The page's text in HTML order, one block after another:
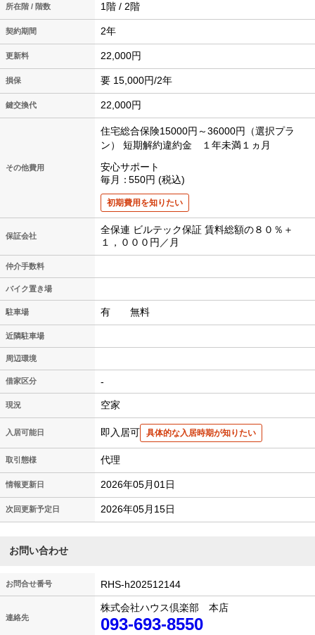
所在階 / 階数 1階 / 2階
契約期間 2年
更新料 22,000円
損保 要 15,000円/2年
鍵交換代 22,000円
その他費用
住宅総合保険15000円～36000円（選択プラ
ン）
短期解約違約金 １年未満１ヵ月
安心サポート
毎月
550円 税込
初期費用を知りたい
保証会社
全保連 ビルテック保証 賃料総額の８０％＋
１，０００円／月
仲介手数料
バイク置き場
駐車場 有 無料
近隣駐車場
周辺環境
借家区分 -
現況 空家
入居可能日 即入居可 具体的な入居時期が知りたい
取引態様 代理
情報更新日 2026年05月01日
次回更新予定日 2026年05月15日
お問い合わせ
お問合せ番号 RHS-h202512144
連絡先
株式会社ハウス倶楽部 本店
093-693-8550